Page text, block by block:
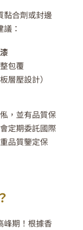
黏合劑或封邊
：
包覆
層壓設計）
，並有品質保
定期委託國際
品質鑒定保
峰期！根據香